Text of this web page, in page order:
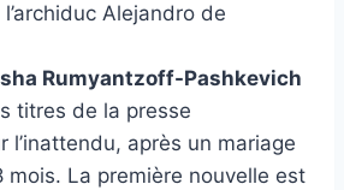
Alejandro de
Rumyantzoff-Pashkevich
titres de la presse
l’inattendu, après un mariage
mois. La première nouvelle est